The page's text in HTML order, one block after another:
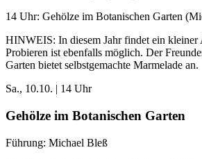
14 Uhr: Gehölze im Botanischen Garten
HINWEIS: In diesem Jahr findet ein kleiner
Probieren ist ebenfalls möglich. Der
Garten bietet selbstgemachte Marmelade an.
Sa., 10.10. | 14 Uhr
Gehölze im Botanischen Garten
Führung: Michael Bleß